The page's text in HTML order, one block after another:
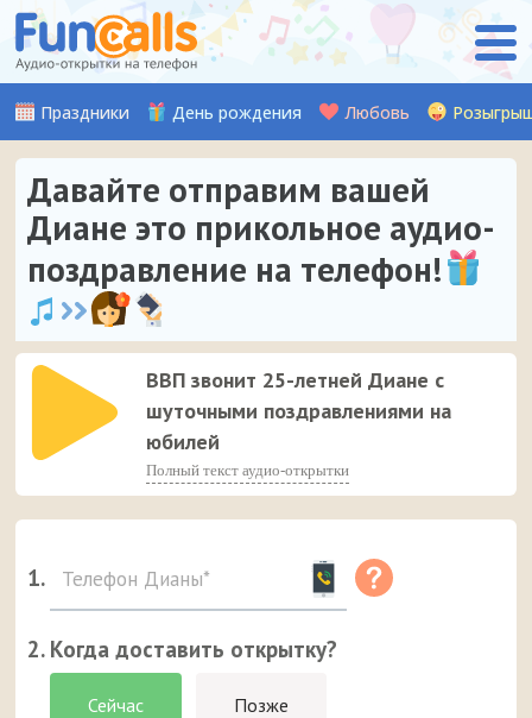
Праздники День рождения Любовь
Давайте отправим вашей
Диане это прикольное аудио-
поздравление на телефон!
ВВП звонит 25-летней Диане с
шуточными поздравлениями на
юбилей
Полный текст аудио-открытки
1.
2. Когда доставить открытку?
Сейчас Позже